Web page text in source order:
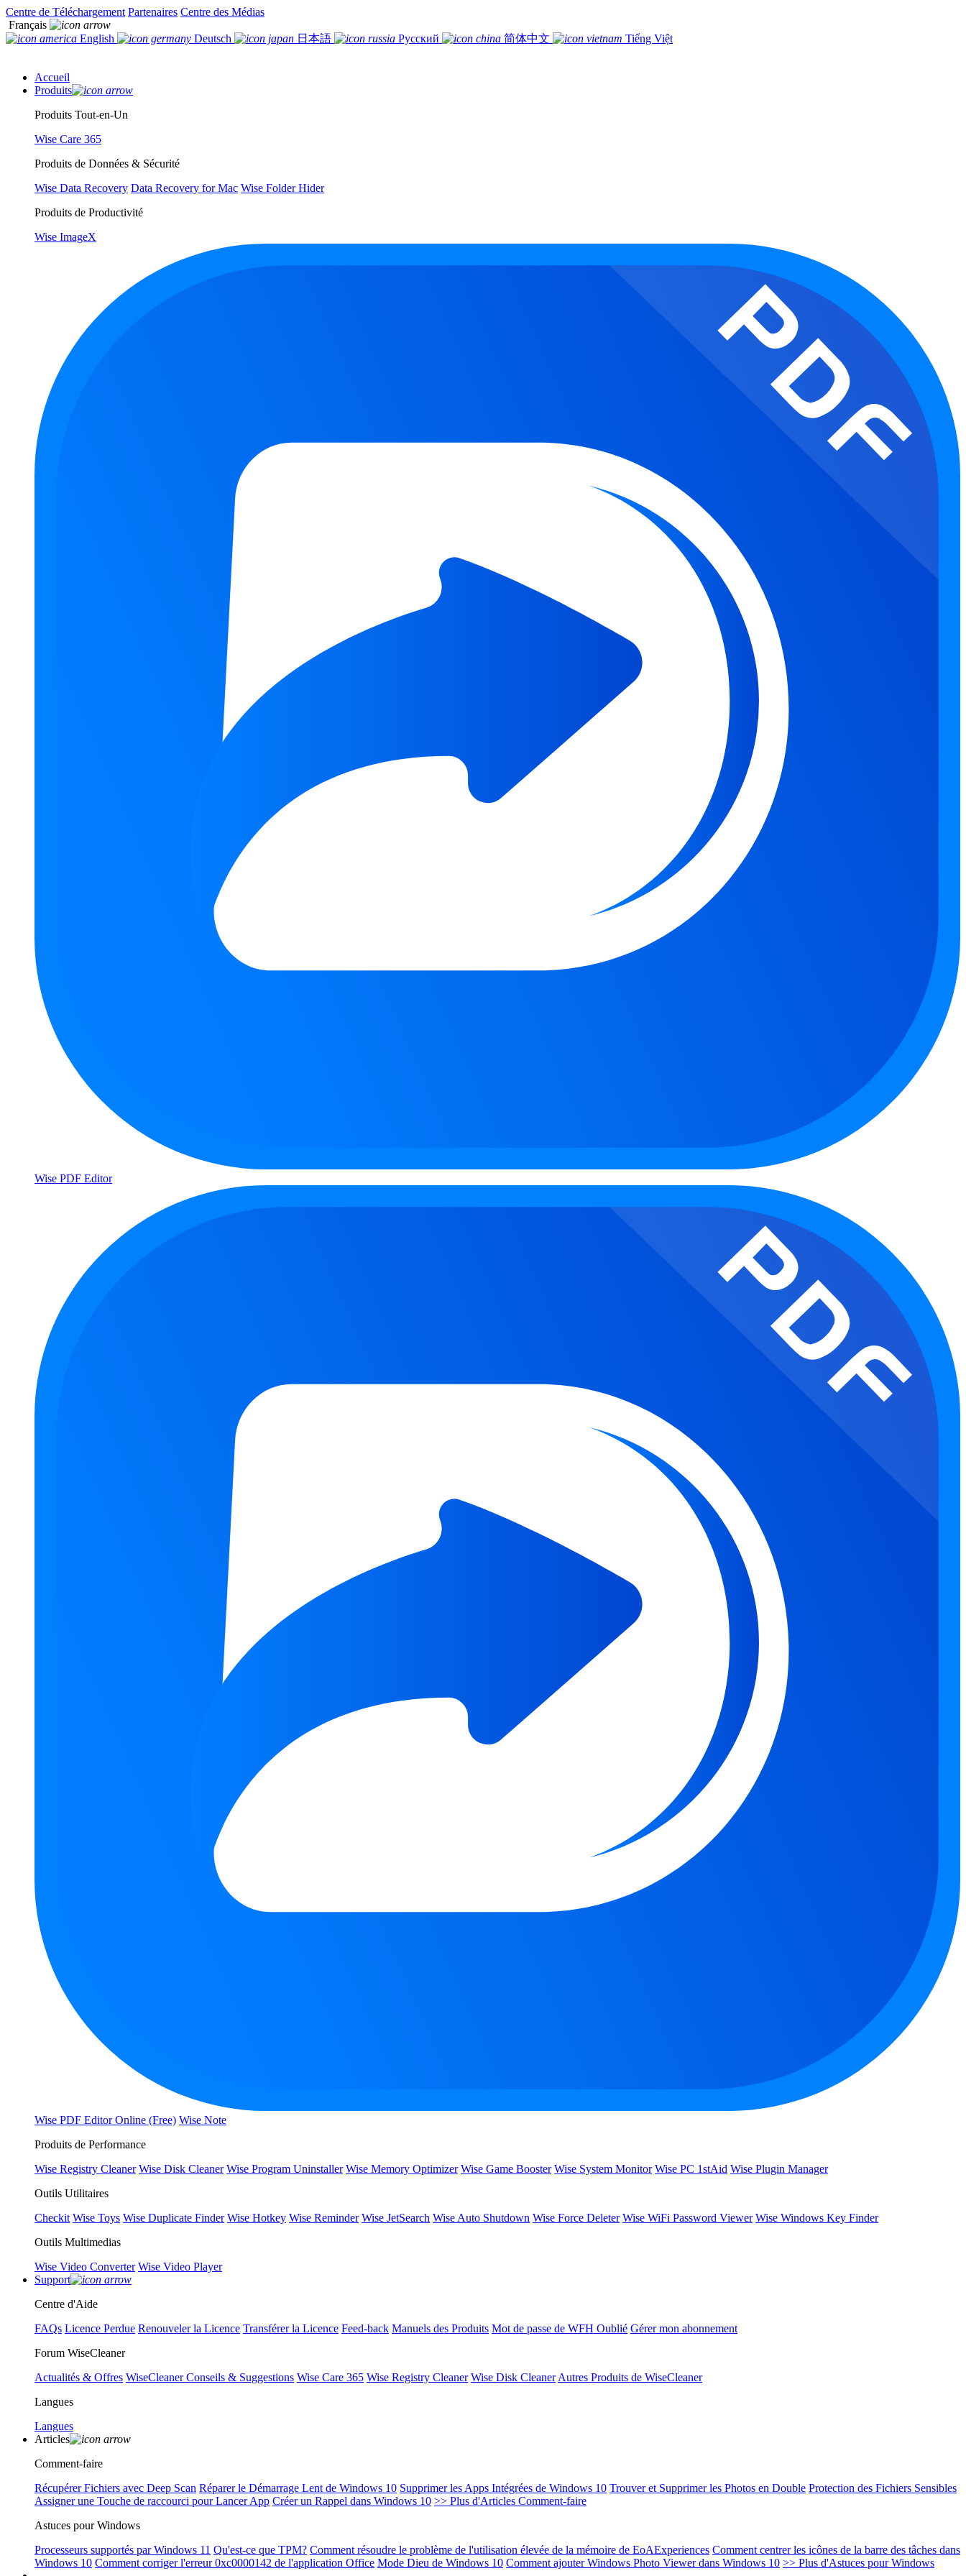
Centre de Téléchargement Partenaires Centre des Médias
Français
English
Deutsch 日本語 Русский 简体中文 Tiếng Việt
Accueil
Produits
Produits Tout-en-Un
Wise Care 365
Produits de Données & Sécurité
Wise Data Recovery Data Recovery for Mac Wise Folder Hider
Produits de Productivité
Wise ImageX
Wise PDF Editor
Wise PDF Editor Online (Free) Wise Note
Produits de Performance
Wise Registry Cleaner Wise Disk Cleaner Wise Program Uninstaller Wise Memory Optimizer Wise Game Booster Wise System Monitor Wise PC 1stAid Wise Plugin Manager
Outils Utilitaires
Checkit Wise Toys Wise Duplicate Finder Wise Hotkey Wise Reminder Wise JetSearch Wise Auto Shutdown Wise Force Deleter Wise WiFi Password Viewer Wise Windows Key Finder
Outils Multimedias
Wise Video Converter Wise Video Player
Support
Centre d'Aide
FAQs Licence Perdue Renouveler la Licence Transférer la Licence Feed-back Manuels des Produits Mot de passe de WFH Oublié Gérer mon abonnement
Forum WiseCleaner
Actualités & Offres WiseCleaner Conseils & Suggestions Wise Care 365 Wise Registry Cleaner Wise Disk Cleaner Autres Produits de WiseCleaner
Langues
Langues
Articles
Comment-faire
Récupérer Fichiers avec Deep Scan Réparer le Démarrage Lent de Windows 10 Supprimer les Apps Intégrées de Windows 10 Trouver et Supprimer les Photos en Double Protection des Fichiers Sensibles
Assigner une Touche de raccourci pour Lancer App Créer un Rappel dans Windows 10 >> Plus d'Articles Comment-faire
Astuces pour Windows
Processeurs supportés par Windows 11 Qu'est-ce que TPM? Comment résoudre le problème de l'utilisation élevée de la mémoire de EoAExperiences Comment centrer les icônes de la barre des tâches dans
Windows 10 Comment corriger l'erreur 0xc0000142 de l'application Office Mode Dieu de Windows 10 Comment ajouter Windows Photo Viewer dans Windows 10 >> Plus d'Astuces pour Windows